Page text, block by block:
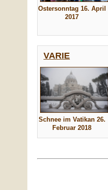
Ostersonntag 16. April
2017
VARIE
Schnee im Vatikan 26.
Februar 2018